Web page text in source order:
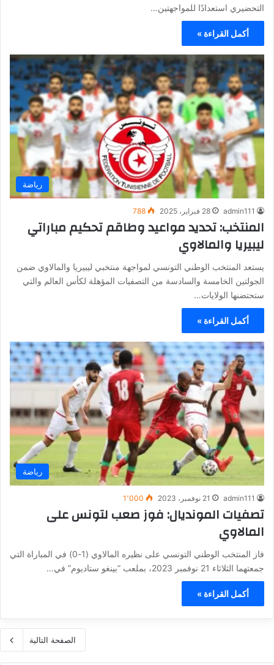
التحضيري استعدادًا للمواجهتين…
أكمل القراءة »
رياضة
admin111 28 فبراير، 2025 788
المنتخب: تحديد مواعيد وطاقم تحكيم مباراتي
ليبيريا والمالاوي
يستعد المنتخب الوطني التونسي لمواجهة منتخبي ليبيريا والمالاوي ضمن
الجولتين الخامسة والسادسة من التصفيات المؤهلة لكأس العالم والتي
ستحتضنها الولايات…
أكمل القراءة »
رياضة
admin111 21 نوفمبر، 2023 1٬000
تصفيات المونديال: فوز صعب لتونس على
المالاوي
فاز المنتخب الوطني التونسي على نظيره المالاوي (1-0) في المباراة التي
جمعتهما الثلاثاء 21 نوفمبر 2023، بملعب ”بينغو ستاديوم” في…
أكمل القراءة »
الصفحة التالية